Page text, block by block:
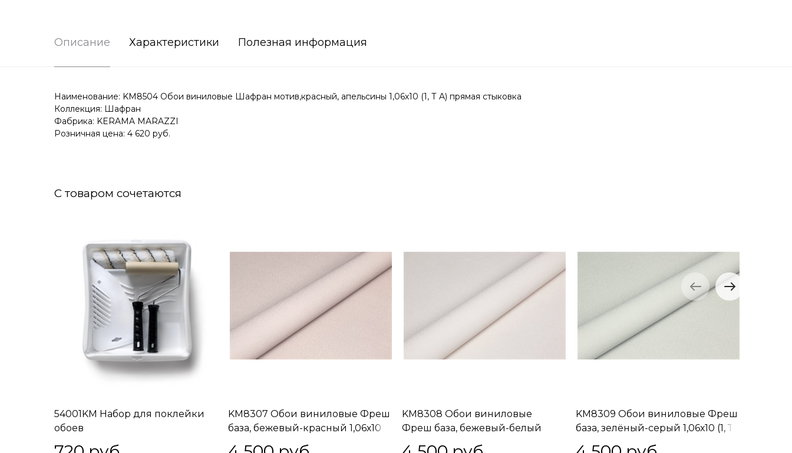
Описание Характеристики Полезная информация
Наименование: KM8504 Обои виниловые Шафран мотив,красный, апельсины 1,06х10 (1, Т A) прямая стыковка
Коллекция: Шафран
Фабрика: KERAMA MARAZZI
Розничная цена: 4 620 руб.
С товаром сочетаются
54001KM Набор для поклейки
обоев
KM8307 Обои виниловые Фреш
база, бежевый-красный 1,06х10
(1, Т A) встречная стыковка
KM8308 Обои виниловые
Фреш база, бежевый-белый
1,06х10 (1, Т A) встречная
KM8309 Обои виниловые Фреш
база, зелёный-серый 1,06х10 (1, Т
A) встречная стыковка